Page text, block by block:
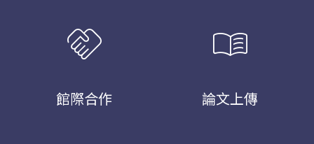
handshake
館際合作
menu_book
論文上傳